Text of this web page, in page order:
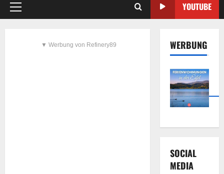
YOUTUBE
▼ Werbung von Refinery89 WERBUNG
SOCIAL
MEDIA